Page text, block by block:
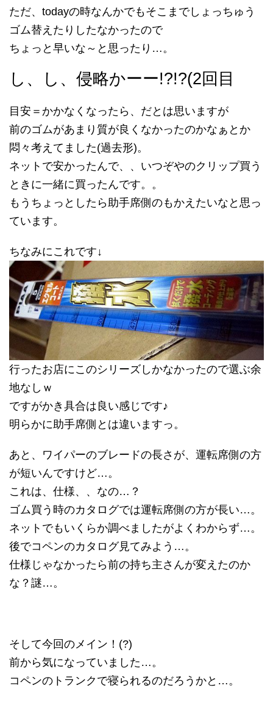
ただ、todayの時なんかでもそこまでしょっちゅう
ゴム替えたりしたなかったので
ちょっと早いな～と思ったり…。
し、し、侵略かーー!?!?(2回目
目安＝かかなくなったら、だとは思いますが
前のゴムがあまり質が良くなかったのかなぁとか
悶々考えてました(過去形)。
ネットで安かったんで、、いつぞやのクリップ買う
ときに一緒に買ったんです。。
もうちょっとしたら助手席側のもかえたいなと思っ
ています。
ちなみにこれです↓
行ったお店にこのシリーズしかなかったので選ぶ余
地なしｗ
ですがかき具合は良い感じです♪
明らかに助手席側とは違いますっ。
あと、ワイパーのブレードの長さが、運転席側の方
が短いんですけど…。
これは、仕様、、なの…？
ゴム買う時のカタログでは運転席側の方が長い…。
ネットでもいくらか調べましたがよくわからず…。
後でコペンのカタログ見てみよう…。
仕様じゃなかったら前の持ち主さんが変えたのか
な？謎…。
そして今回のメイン！(?)
前から気になっていました…。
コペンのトランクで寝られるのだろうかと…。